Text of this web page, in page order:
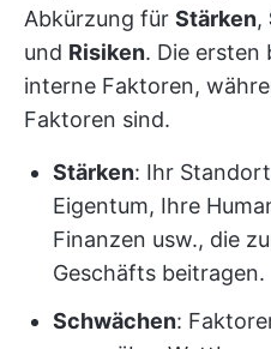
Abkürzung für Stärken,
und Risiken. Die ersten
interne Faktoren,
Faktoren sind.
Stärken: Ihr
Eigentum, Ihre
Finanzen usw., die
Geschäfts beitragen.
Schwächen: